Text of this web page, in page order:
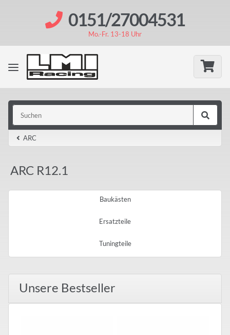
0151/27004531
Mo.-Fr. 13-18 Uhr
ARC
ARC R12.1
Baukästen
Ersatzteile
Tuningteile
Unsere Bestseller